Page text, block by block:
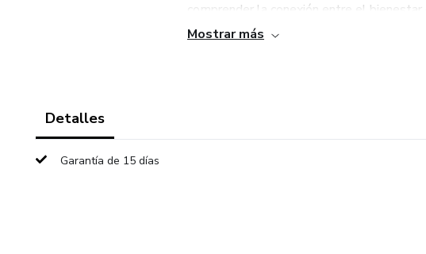
comprender la conexión entre el bienestar
Mostrar más
Detalles
Garantía de 15 días